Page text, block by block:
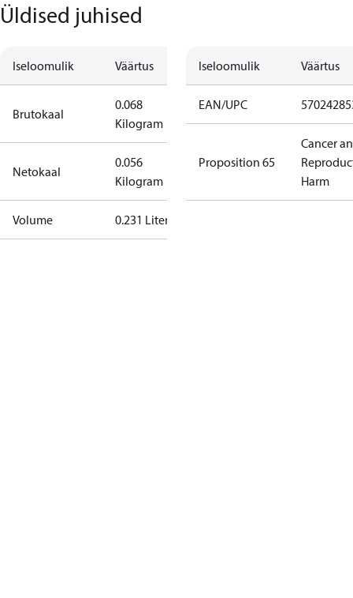
Üldised juhised
Iseloomulik Väärtus
Brutokaal
0.068
Kilogram
Netokaal
0.056
Kilogram
Volume 0.231 Liter
Iseloomulik Väärtus
EAN/UPC
Proposition 65
Cancer
Harm